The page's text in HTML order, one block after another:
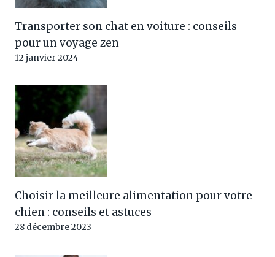
Transporter son chat en voiture : conseils
pour un voyage zen
12 janvier 2024
Choisir la meilleure alimentation pour votre
chien : conseils et astuces
28 décembre 2023